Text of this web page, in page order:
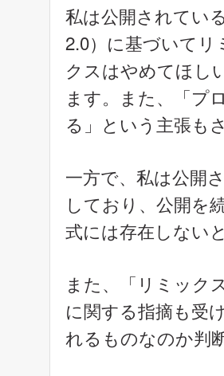
私は公開されてい
2.0）に基づいて
クスはやめてほし
ます。また、「プ
る」という主張も
一方で、私は公開
しており、公開を
式には存在しない
また、「リミック
に関する指摘も受
れるものなのか判